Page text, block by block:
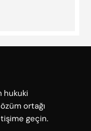
hukuki
ortağı
geçin.